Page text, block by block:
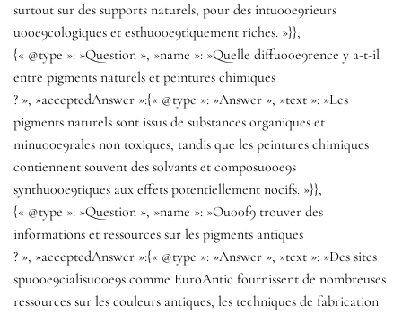
surtout sur des supports naturels, pour des intu00e9rieurs
u00e9cologiques et esthu00e9tiquement riches. »}},
{« @type »: »Question », »name »: »Quelle diffu00e9rence y a-t-il
entre pigments naturels et peintures chimiques
? », »acceptedAnswer »:{« @type »: »Answer », »text »: »Les
pigments naturels sont issus de substances organiques et
minu00e9rales non toxiques, tandis que les peintures chimiques
contiennent souvent des solvants et composu00e9s
synthu00e9tiques aux effets potentiellement nocifs. »}},
{« @type »: »Question », »name »: »Ou00f9 trouver des
informations et ressources sur les pigments antiques
? », »acceptedAnswer »:{« @type »: »Answer », »text »: »Des sites
spu00e9cialisu00e9s comme EuroAntic fournissent de nombreuses
ressources sur les couleurs antiques, les techniques de fabrication